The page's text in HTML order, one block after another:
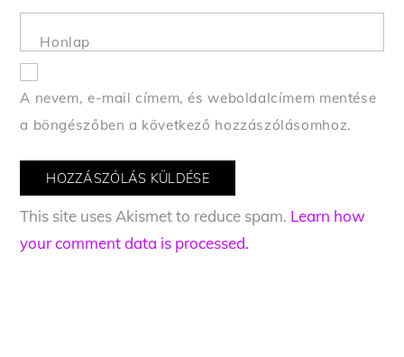
Honlap
A nevem, e-mail címem, és weboldalcímem mentése
a böngészőben a következő hozzászólásomhoz.
This site uses Akismet to reduce spam. Learn how
your comment data is processed.